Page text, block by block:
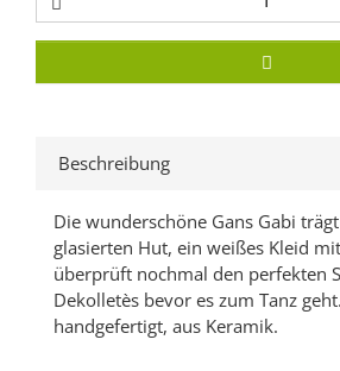
Beschreibung
Die wunderschöne Gans Gabi
glasierten Hut, ein weißes Kleid
überprüft nochmal den perfekten
Dekolletès bevor es zum Tanz
handgefertigt, aus Keramik.